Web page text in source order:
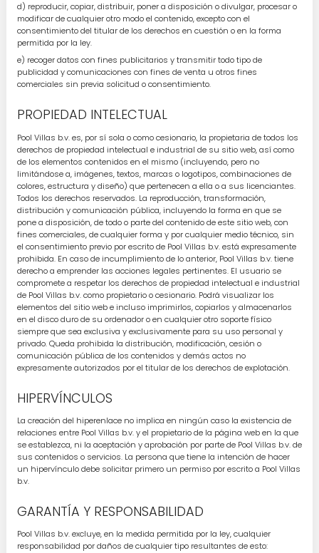
d) reproducir, copiar, distribuir, poner a disposición o divulgar, procesar o
modificar de cualquier otro modo el contenido, excepto con el
consentimiento del titular de los derechos en cuestión o en la forma
permitida por la ley.
e) recoger datos con fines publicitarios y transmitir todo tipo de
publicidad y comunicaciones con fines de venta u otros fines
comerciales sin previa solicitud o consentimiento.
PROPIEDAD INTELECTUAL
Pool Villas b.v. es, por sí sola o como cesionario, la propietaria de todos los
derechos de propiedad intelectual e industrial de su sitio web, así como
de los elementos contenidos en el mismo (incluyendo, pero no
limitándose a, imágenes, textos, marcas o logotipos, combinaciones de
colores, estructura y diseño) que pertenecen a ella o a sus licenciantes.
Todos los derechos reservados. La reproducción, transformación,
distribución y comunicación pública, incluyendo la forma en que se
pone a disposición, de todo o parte del contenido de este sitio web, con
fines comerciales, de cualquier forma y por cualquier medio técnico, sin
el consentimiento previo por escrito de Pool Villas b.v. está expresamente
prohibida. En caso de incumplimiento de lo anterior, Pool Villas b.v. tiene
derecho a emprender las acciones legales pertinentes. El usuario se
compromete a respetar los derechos de propiedad intelectual e industrial
de Pool Villas b.v. como propietario o cesionario. Podrá visualizar los
elementos del sitio web e incluso imprimirlos, copiarlos y almacenarlos
en el disco duro de su ordenador o en cualquier otro soporte físico
siempre que sea exclusiva y exclusivamente para su uso personal y
privado. Queda prohibida la distribución, modificación, cesión o
comunicación pública de los contenidos y demás actos no
expresamente autorizados por el titular de los derechos de explotación.
HIPERVÍNCULOS
La creación del hiperenlace no implica en ningún caso la existencia de
relaciones entre Pool Villas b.v. y el propietario de la página web en la que
se establezca, ni la aceptación y aprobación por parte de Pool Villas b.v. de
sus contenidos o servicios. La persona que tiene la intención de hacer
un hipervínculo debe solicitar primero un permiso por escrito a Pool Villas
b.v.
GARANTÍA Y RESPONSABILIDAD
Pool Villas b.v. excluye, en la medida permitida por la ley, cualquier
responsabilidad por daños de cualquier tipo resultantes de esto: